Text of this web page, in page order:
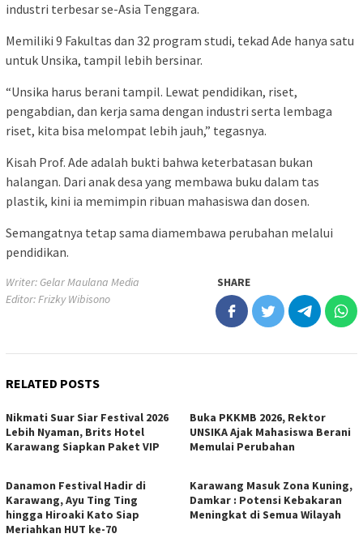
industri terbesar se-Asia Tenggara.
Memiliki 9 Fakultas dan 32 program studi, tekad Ade hanya satu
untuk Unsika, tampil lebih bersinar.
“Unsika harus berani tampil. Lewat pendidikan, riset,
pengabdian, dan kerja sama dengan industri serta lembaga
riset, kita bisa melompat lebih jauh,” tegasnya.
Kisah Prof. Ade adalah bukti bahwa keterbatasan bukan
halangan. Dari anak desa yang membawa buku dalam tas
plastik, kini ia memimpin ribuan mahasiswa dan dosen.
Semangatnya tetap sama diamembawa perubahan melalui
pendidikan.
Writer: Gelar Maulana Media
Editor: Frizky Wibisono
SHARE
RELATED POSTS
Nikmati Suar Siar Festival 2026
Lebih Nyaman, Brits Hotel
Karawang Siapkan Paket VIP
Buka PKKMB 2026, Rektor
UNSIKA Ajak Mahasiswa Berani
Memulai Perubahan
Danamon Festival Hadir di
Karawang, Ayu Ting Ting
hingga Hiroaki Kato Siap
Meriahkan HUT ke-70
Karawang Masuk Zona Kuning,
Damkar : Potensi Kebakaran
Meningkat di Semua Wilayah